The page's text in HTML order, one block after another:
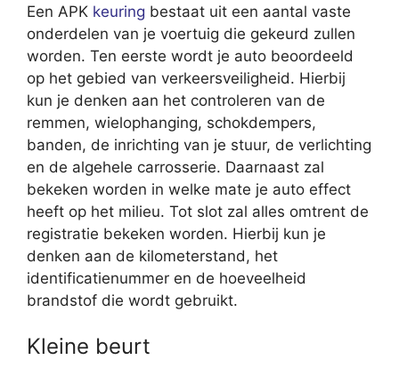
Een APK keuring bestaat uit een aantal vaste
onderdelen van je voertuig die gekeurd zullen
worden. Ten eerste wordt je auto beoordeeld
op het gebied van verkeersveiligheid. Hierbij
kun je denken aan het controleren van de
remmen, wielophanging, schokdempers,
banden, de inrichting van je stuur, de verlichting
en de algehele carrosserie. Daarnaast zal
bekeken worden in welke mate je auto effect
heeft op het milieu. Tot slot zal alles omtrent de
registratie bekeken worden. Hierbij kun je
denken aan de kilometerstand, het
identificatienummer en de hoeveelheid
brandstof die wordt gebruikt.
Kleine beurt